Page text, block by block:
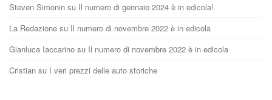
Steven Simonin su Il numero di gennaio 2024 è in edicola!
La Redazione su Il numero di novembre 2022 è in edicola
Gianluca Iaccarino su Il numero di novembre 2022 è in edicola
Cristian su I veri prezzi delle auto storiche